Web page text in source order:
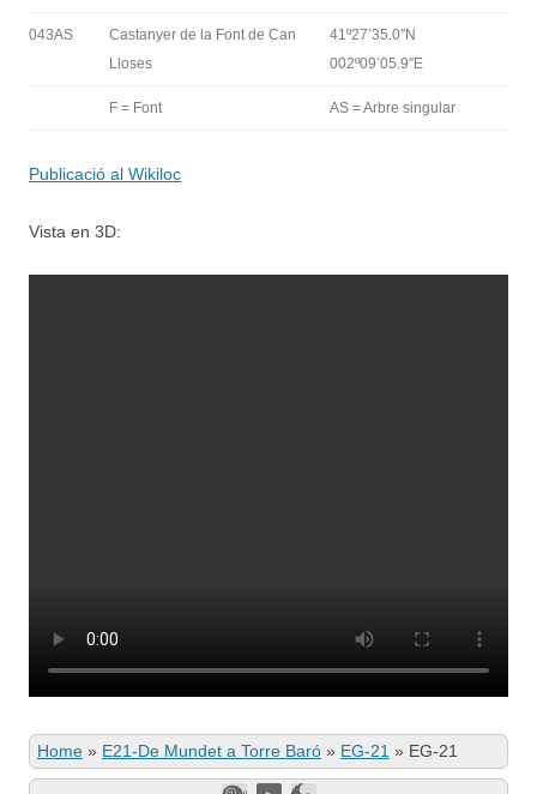
043AS
Castanyer de la Font de Can
Lloses
41º27’35.0″N
002º09’05.9″E
F = Font AS = Arbre singular
Publicació al Wikiloc
Vista en 3D:
Home » E21-De Mundet a Torre Baró » EG-21 » EG-21